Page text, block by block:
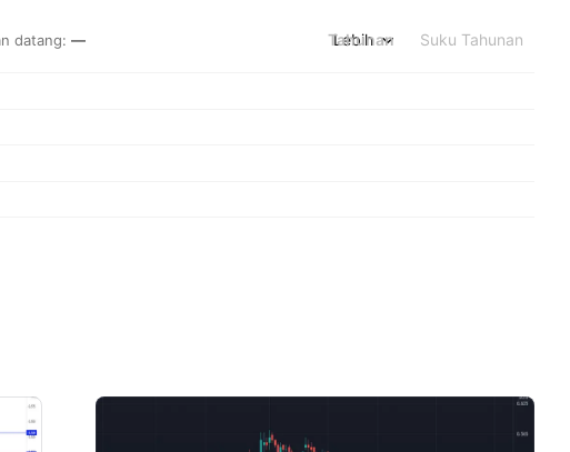
datang: — Tahunan Suku Tahunan
Lebih